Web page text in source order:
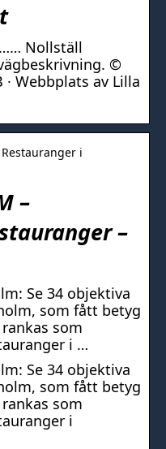
Nollställ
©
Webbplats av Lilla
i
–
–
Se 34 objektiva
som fått betyg
som
i …
Se 34 objektiva
som fått betyg
som
i